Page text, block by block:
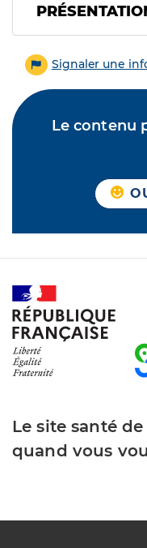
Signaler une
Le contenu
Le site santé
quand vous